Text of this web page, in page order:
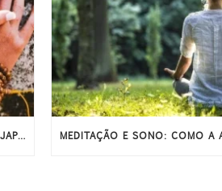
PRINCIPAIS CUIDADOS COM O JAPAMALA PARA ELE DURAR MAIS